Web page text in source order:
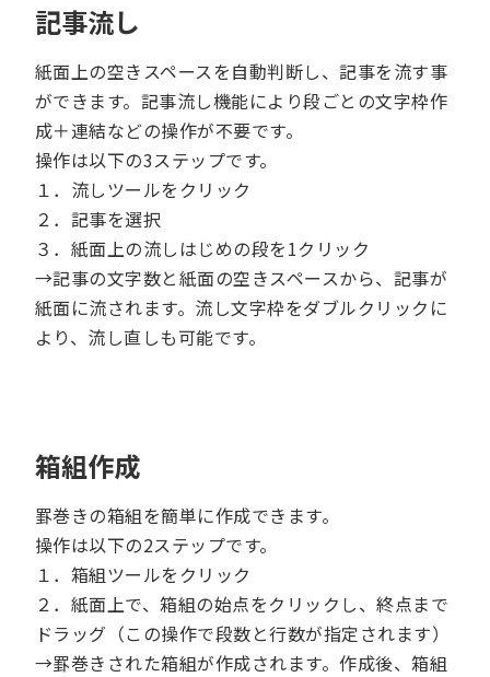
記事流し
紙面上の空きスペースを自動判断し、記事を流す事
ができます。記事流し機能により段ごとの文字枠作
成＋連結などの操作が不要です。
操作は以下の3ステップです。
１．流しツールをクリック
２．記事を選択
３．紙面上の流しはじめの段を1クリック
→記事の文字数と紙面の空きスペースから、記事が
紙面に流されます。流し文字枠をダブルクリックに
より、流し直しも可能です。
箱組作成
罫巻きの箱組を簡単に作成できます。
操作は以下の2ステップです。
１．箱組ツールをクリック
２．紙面上で、箱組の始点をクリックし、終点まで
ドラッグ（この操作で段数と行数が指定されます）
→罫巻きされた箱組が作成されます。作成後、箱組